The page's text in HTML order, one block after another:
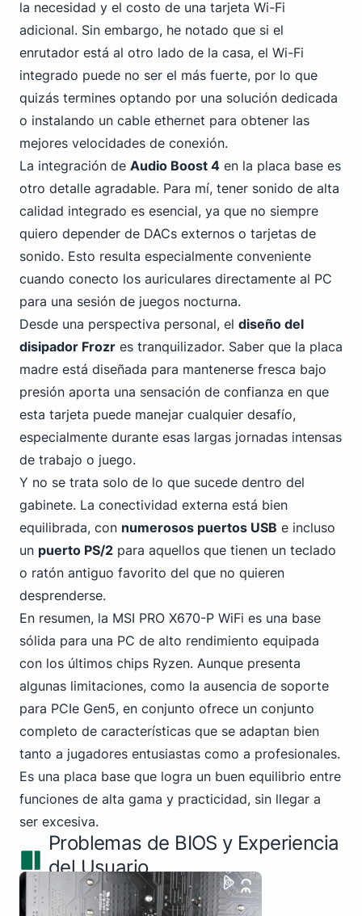
la necesidad y el costo de una tarjeta Wi-Fi
adicional. Sin embargo, he notado que si el
enrutador está al otro lado de la casa, el Wi-Fi
integrado puede no ser el más fuerte, por lo que
quizás termines optando por una solución dedicada
o instalando un cable ethernet para obtener las
mejores velocidades de conexión.
La integración de Audio Boost 4 en la placa base es
otro detalle agradable. Para mí, tener sonido de alta
calidad integrado es esencial, ya que no siempre
quiero depender de DACs externos o tarjetas de
sonido. Esto resulta especialmente conveniente
cuando conecto los auriculares directamente al PC
para una sesión de juegos nocturna.
Desde una perspectiva personal, el diseño del
disipador Frozr es tranquilizador. Saber que la placa
madre está diseñada para mantenerse fresca bajo
presión aporta una sensación de confianza en que
esta tarjeta puede manejar cualquier desafío,
especialmente durante esas largas jornadas intensas
de trabajo o juego.
Y no se trata solo de lo que sucede dentro del
gabinete. La conectividad externa está bien
equilibrada, con numerosos puertos USB e incluso
un puerto PS/2 para aquellos que tienen un teclado
o ratón antiguo favorito del que no quieren
desprenderse.
En resumen, la MSI PRO X670-P WiFi es una base
sólida para una PC de alto rendimiento equipada
con los últimos chips Ryzen. Aunque presenta
algunas limitaciones, como la ausencia de soporte
para PCIe Gen5, en conjunto ofrece un conjunto
completo de características que se adaptan bien
tanto a jugadores entusiastas como a profesionales.
Es una placa base que logra un buen equilibrio entre
funciones de alta gama y practicidad, sin llegar a
ser excesiva.
Problemas de BIOS y Experiencia
del Usuario